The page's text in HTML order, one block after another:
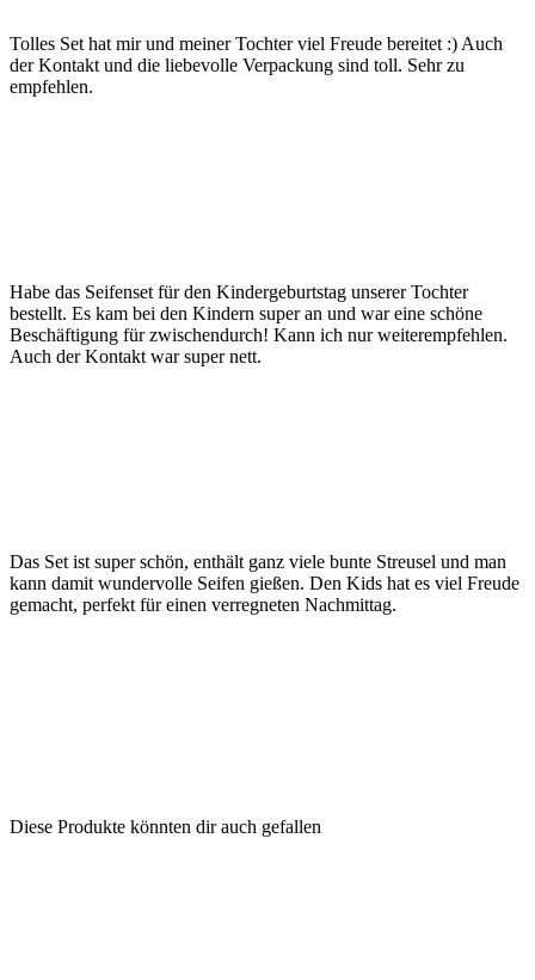
Tolles Set hat mir und meiner Tochter viel Freude bereitet :) Auch
der Kontakt und die liebevolle Verpackung sind toll. Sehr zu
empfehlen.
Habe das Seifenset für den Kindergeburtstag unserer Tochter
bestellt. Es kam bei den Kindern super an und war eine schöne
Beschäftigung für zwischendurch! Kann ich nur weiterempfehlen.
Auch der Kontakt war super nett.
Das Set ist super schön, enthält ganz viele bunte Streusel und man
kann damit wundervolle Seifen gießen. Den Kids hat es viel Freude
gemacht, perfekt für einen verregneten Nachmittag.
Diese Produkte könnten dir auch gefallen